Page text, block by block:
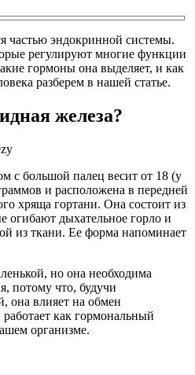
частью эндокринной системы.
регулируют многие функции
гормоны она выделяет, и как
разберем в нашей статье.
железа?
с большой палец весит от 18 (у
и расположена в передней
хряща гортани. Она состоит из
огибают дыхательное горло и
из ткани. Ее форма напоминает
но она необходима
потому что, будучи
она влияет на обмен
как гормональный
организме.